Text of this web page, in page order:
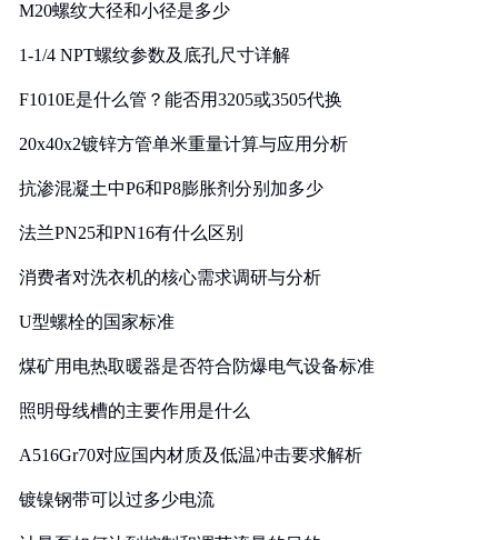
M20螺纹大径和小径是多少
1-1/4 NPT螺纹参数及底孔尺寸详解
F1010E是什么管？能否用3205或3505代换
20x40x2镀锌方管单米重量计算与应用分析
抗渗混凝土中P6和P8膨胀剂分别加多少
法兰PN25和PN16有什么区别
消费者对洗衣机的核心需求调研与分析
U型螺栓的国家标准
煤矿用电热取暖器是否符合防爆电气设备标准
照明母线槽的主要作用是什么
A516Gr70对应国内材质及低温冲击要求解析
镀镍钢带可以过多少电流